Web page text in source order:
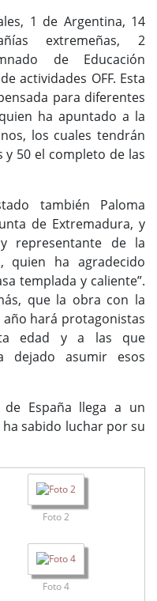
1 de Argentina, 14
extremeñas, 2
de Educación
actividades OFF. Esta
para diferentes
ha apuntado a la
los cuales tendrán
50 el completo de las
también Paloma
de Extremadura, y
representante de la
quien ha agradecido
templada y caliente”.
que la obra con la
hará protagonistas
edad y a las que
dejado asumir esos
España llega a un
sabido luchar por su
Foto 2
Foto 4